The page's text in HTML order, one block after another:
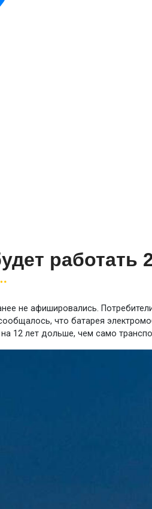
работать
не афишировались.
что батарея
12 лет дольше, чем само